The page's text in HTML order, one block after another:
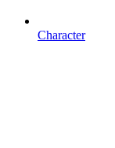
Character